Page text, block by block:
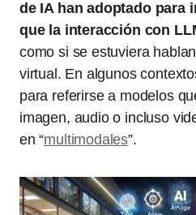
de IA han adoptado para
que la interacción con
como si se estuviera
virtual. En algunos
para referirse a modelos
imagen, audio o incluso
en “multimodales”.